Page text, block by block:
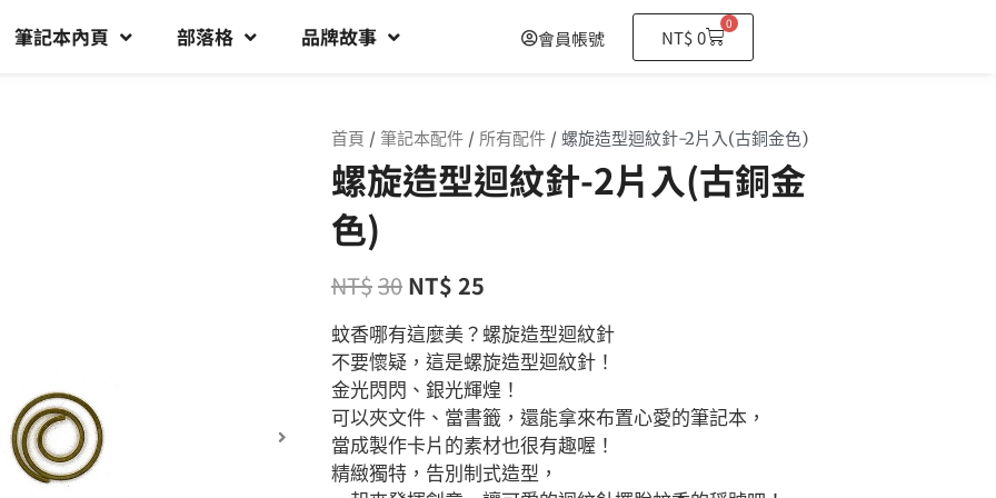
筆記本內頁 部落格 品牌故事 會員帳號 NT$0
0
購
物
首頁 / 筆記本配件 / 所有配件 / 螺旋造型迴紋針-2片入(古銅金色)
螺旋造型迴紋針-2片入(古銅金
色)
NT$30 NT$ 25
蚊香哪有這麼美？螺旋造型迴紋針
不要懷疑，這是螺旋造型迴紋針！
金光閃閃、銀光輝煌！
可以夾文件、當書籤，還能拿來布置心愛的筆記本，
當成製作卡片的素材也很有趣喔！
精緻獨特，告別制式造型，